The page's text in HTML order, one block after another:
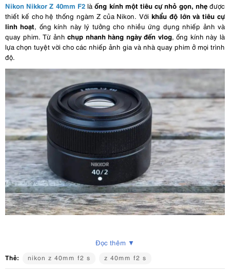
Nikon Nikkor Z 40mm F2là ống kính một tiêu cự nhỏ gọn, nhẹđược
thiết kế cho hệ thống ngàm Z của Nikon. Với khẩu độ lớn và tiêu cự
linh hoạt, ống kính này lý tưởng cho nhiều ứng dụng nhiếp ảnh và
quay phim. Từ ảnhchụp nhanh hàng ngày đến vlog, ống kính này là
lựa chọn tuyệt vời cho các nhiếp ảnh gia và nhà quay phim ở mọi trình
độ.
Ngàm: Nikon Z
Đọc thêm ▼
Thẻ: nikon z 40mm f2 s z 40mm f2 s